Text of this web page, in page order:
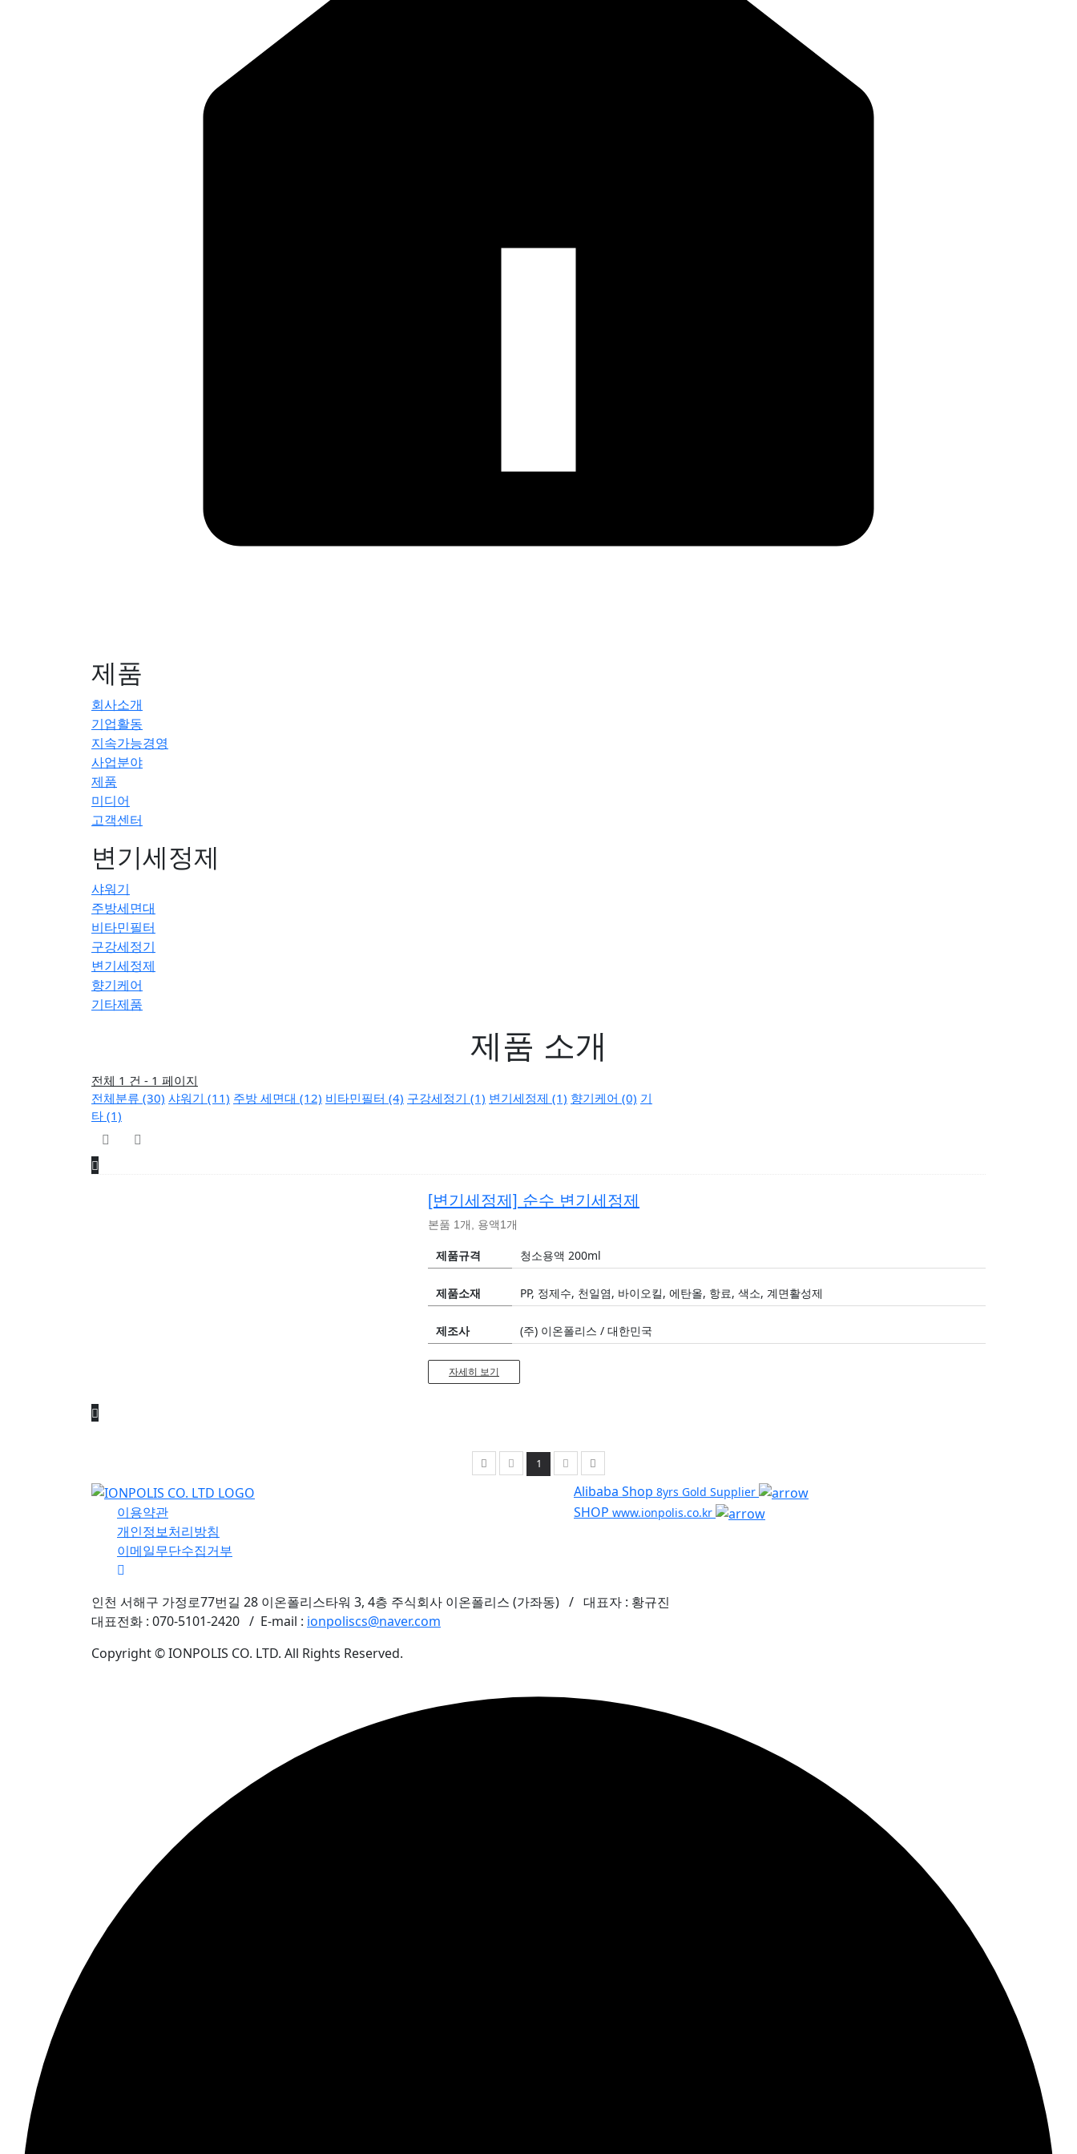
제품
회사소개
기업활동
지속가능경영
사업분야
제품
미디어
고객센터
변기세정제
샤워기
주방세면대
비타민필터
구강세정기
변기세정제
향기케어
기타제품
제품 소개
전체 1 건 - 1 페이지
전체분류 (30) 샤워기 (11) 주방 세면대 (12) 비타민필터 (4) 구강세정기 (1) 변기세정제 (1) 향기케어 (0) 기
타 (1)
[변기세정제] 순수 변기세정제
본품 1개, 용액1개
제품규격 청소용액 200ml
제품소재 PP, 정제수, 천일염, 바이오킬, 에탄올, 항료, 색소, 계면활성제
제조사 (주) 이온폴리스 / 대한민국
자세히 보기
1
이용약관
개인정보처리방침
이메일무단수집거부
Alibaba Shop 8yrs Gold Supplier
SHOP www.ionpolis.co.kr
인천 서해구 가정로77번길 28 이온폴리스타워 3, 4층 주식회사 이온폴리스 (가좌동) / 대표자 : 황규진
대표전화 : 070-5101-2420 / E-mail : ionpoliscs@naver.com
Copyright © IONPOLIS CO. LTD. All Rights Reserved.